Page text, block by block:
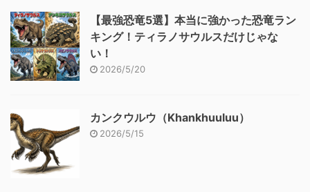
【最強恐竜5選】本当に強かった恐竜ラン
キング！ティラノサウルスだけじゃな
い！
2026/5/20
カンクウルウ（Khankhuuluu）
2026/5/15